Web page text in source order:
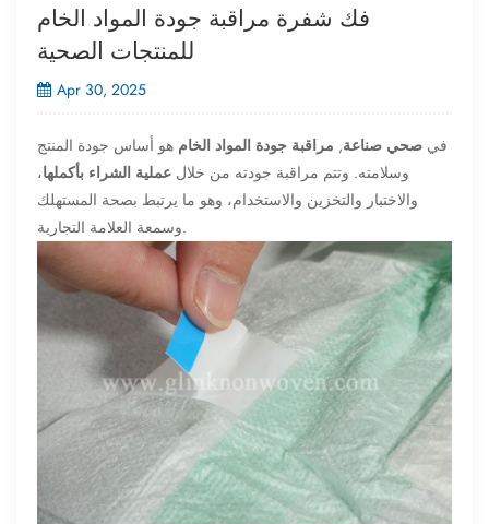
فك شفرة مراقبة جودة المواد الخام
للمنتجات الصحية
Apr 30, 2025
في صحي صناعة, مراقبة جودة المواد الخام هو أساس جودة المنتج
وسلامته. وتتم مراقبة جودته من خلال عملية الشراء بأكملها،
والاختبار والتخزين والاستخدام، وهو ما يرتبط بصحة المستهلك
وسمعة العلامة التجارية.